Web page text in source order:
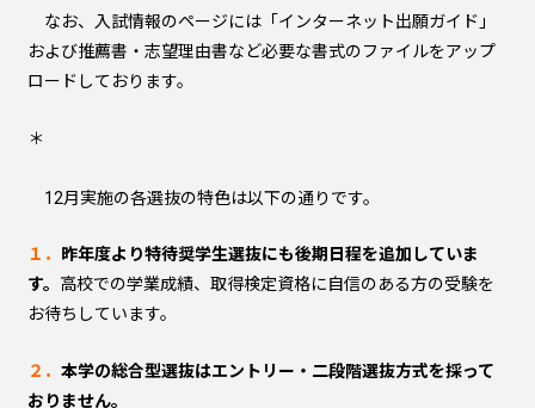
なお、入試情報のページには「インターネット出願ガイド」
および推薦書・志望理由書など必要な書式のファイルをアップ
ロードしております。
＊
12月実施の各選抜の特色は以下の通りです。
１． 昨年度より特待奨学生選抜にも後期日程を追加していま
す。 高校での学業成績、取得検定資格に自信のある方の受験を
お待ちしています。
２． 本学の総合型選抜はエントリー・二段階選抜方式を採って
おりません。